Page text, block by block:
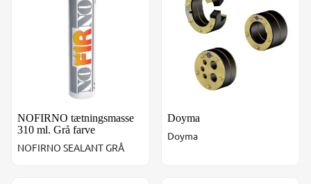
NOFIRNO tætningsmasse
310 ml. Grå farve
NOFIRNO SEALANT GRÅ
Doyma
Doyma